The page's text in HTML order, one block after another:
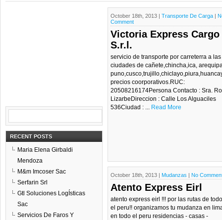
October 18th, 2013 | Transporte De Carga|
Comment
Victoria Express Cargo
S.r.l.
servicio de transporte por carreterra a las
ciudades de cañete,chincha,ica,
precios coorporativos.RUC:
20508216174Persona Contacto : Sra.
LizarbeDireccion : Calle Los Alguaciles
536Ciudad : ... Read More
October 18th, 2013 | Mudanzas | No
Atento Express Eirl
atento express eirl !!! por las rutas de todo
el peru!! organizamos tu mudanza en
en todo el peru residencias - casas -
RECENT POSTS
Maria Elena Girbaldi
Mendoza
M&m Imcoser Sac
Serfarin Srl
Gtl Soluciones LogÍsticas
Sac
Servicios De Faros Y